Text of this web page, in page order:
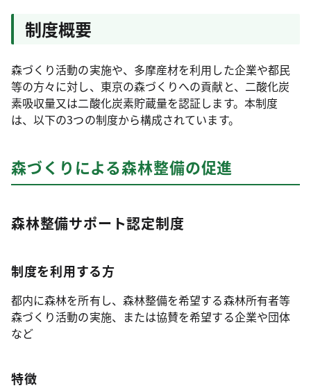
制度概要
森づくり活動の実施や、多摩産材を利用した企業や都民
等の方々に対し、東京の森づくりへの貢献と、二酸化炭
素吸収量又は二酸化炭素貯蔵量を認証します。本制度
は、以下の3つの制度から構成されています。
森づくりによる森林整備の促進
森林整備サポート認定制度
制度を利用する方
都内に森林を所有し、森林整備を希望する森林所有者等
森づくり活動の実施、または協賛を希望する企業や団体
など
特徴